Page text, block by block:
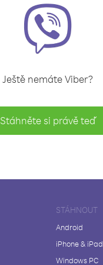
Ještě nemáte Viber?
Stáhněte si právě teď
STÁHNOUT
Android
iPhone & iPad
Windows PC